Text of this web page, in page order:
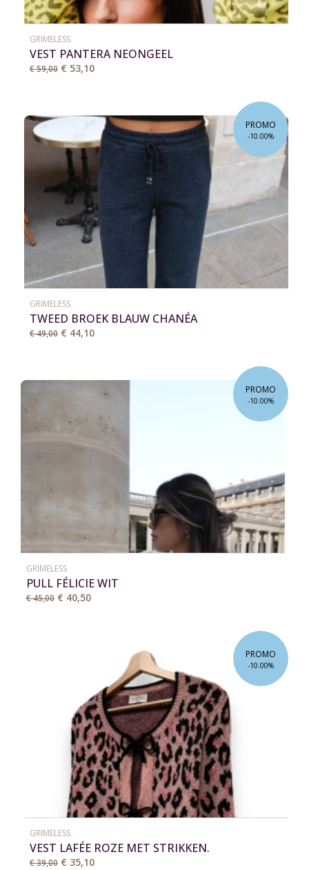
GRIMELESS
VEST PANTERA NEONGEEL
€ 59,00 € 53,10
PROMO
-10.00%
GRIMELESS
TWEED BROEK BLAUW CHANÉA
€ 49,00 € 44,10
PROMO
-10.00%
GRIMELESS
PULL FÉLICIE WIT
€ 45,00 € 40,50
PROMO
-10.00%
GRIMELESS
VEST LAFÉE ROZE MET STRIKKEN.
€ 39,00 € 35,10